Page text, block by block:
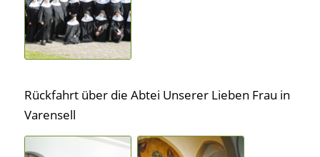
Rückfahrt über die Abtei Unserer Lieben Frau in
Varensell